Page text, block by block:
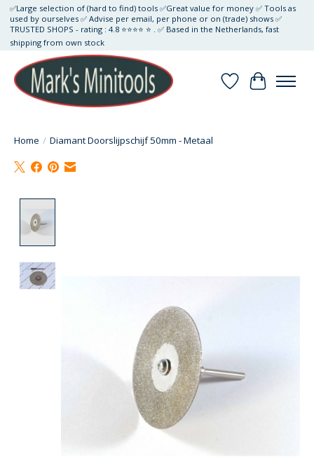
✅Large selection of (hard to find) tools ✅Great value for money ✅ Tools as
used by ourselves ✅ Advise per email, per phone or on (trade) shows ✅
TRUSTED SHOPS - rating : 4.8 ⭐⭐⭐⭐ ⭐ . ✅ Based in the Netherlands, fast
shipping from own stock
Verlanglijst
Home / Diamant Doorslijpschijf 50mm - Metaal